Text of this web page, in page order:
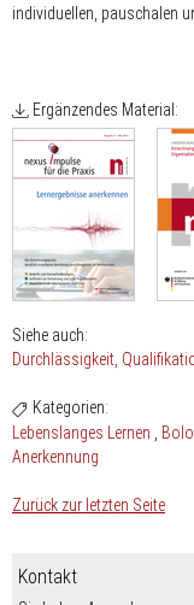
individuellen, pauschalen
Ergänzendes Material:
Siehe auch:
Durchlässigkeit
Kategorien:
Lebenslanges Lernen
Anerkennung
Zurück zur letzten Seite
Kontakt